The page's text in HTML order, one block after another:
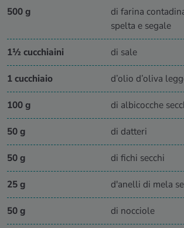
500 g
di farina
spelta e segale
1½ cucchiaini di sale
1 cucchiaio d’olio d’oliva
100 g di albicocche
50 g di datteri
50 g di fichi secchi
25 g d'anelli di mela
50 g di nocciole